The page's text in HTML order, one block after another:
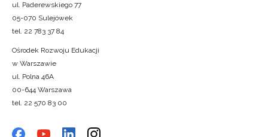
ul. Paderewskiego 77
05-070 Sulejówek
tel. 22 783 37 84
Ośrodek Rozwoju Edukacji
w Warszawie
ul. Polna 46A
00-644 Warszawa
tel. 22 570 83 00